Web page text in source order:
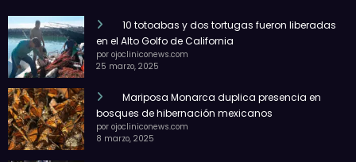
10 totoabas y dos tortugas fueron liberadas
en el Alto Golfo de California
por ojocliniconews.com
25 marzo, 2025
Mariposa Monarca duplica presencia en
bosques de hibernación mexicanos
por ojocliniconews.com
8 marzo, 2025